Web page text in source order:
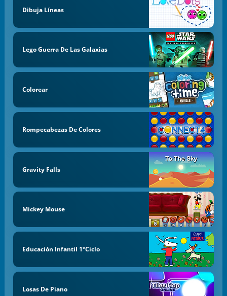
Dibuja Líneas
Lego Guerra De Las Galaxias
Colorear
Rompecabezas De Colores
Gravity Falls
Mickey Mouse
Educación Infantil 1°Ciclo
Losas De Piano